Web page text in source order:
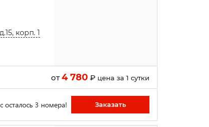
корп. 1
от4 780₽ цена за 1 сутки
осталось 3 номера! Заказать